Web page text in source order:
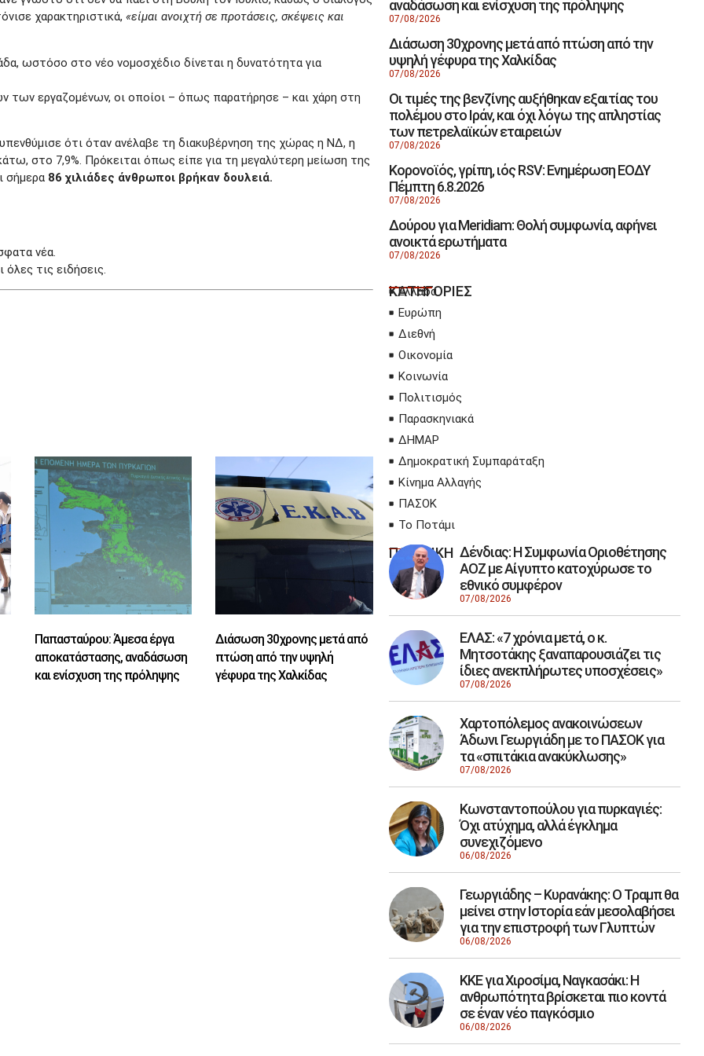
χαρακτηριστικά, «είμαι ανοιχτή σε προτάσεις, σκέψεις και
ωστόσο στο νέο νομοσχέδιο δίνεται η δυνατότητα για
των εργαζομένων, οι οποίοι – όπως παρατήρησε – και χάρη στη
ότι όταν ανέλαβε τη διακυβέρνηση της χώρας η ΝΔ, η
στο 7,9%. Πρόκειται όπως είπε για τη μεγαλύτερη μείωση της
σήμερα86 χιλιάδες άνθρωποι βρήκαν δουλειά.
νέα.
τις ειδήσεις.
Παπασταύρου: Άμεσα έργα
αποκατάστασης, αναδάσωση
και ενίσχυση της πρόληψης
Διάσωση 30χρονης μετά από
πτώση από την υψηλή
γέφυρα της Χαλκίδας
αναδάσωση και ενίσχυση της πρόληψης
07/08/2026
Διάσωση 30χρονης μετά από πτώση από την
υψηλή γέφυρα της Χαλκίδας
07/08/2026
Οι τιμές της βενζίνης αυξήθηκαν εξαιτίας του
πολέμου στο Ιράν, και όχι λόγω της απληστίας
των πετρελαϊκών εταιρειών
07/08/2026
Κορονοϊός, γρίπη, ιός RSV: Ενημέρωση ΕΟΔΥ
Πέμπτη 6.8.2026
07/08/2026
Δούρου για Meridiam: Θολή συμφωνία, αφήνει
ανοικτά ερωτήματα
07/08/2026
ΚΑΤΗΓΟΡΙΕΣ
Ελλάδα
Ευρώπη
Διεθνή
Οικονομία
Κοινωνία
Πολιτισμός
Παρασκηνιακά
ΔΗΜΑΡ
Δημοκρατική Συμπαράταξη
Κίνημα Αλλαγής
ΠΑΣΟΚ
Το Ποτάμι
ΠΟΛΙΤΙΚΗ Δένδιας: Η Συμφωνία Οριοθέτησης
ΑΟΖ με Αίγυπτο κατοχύρωσε το
εθνικό συμφέρον
07/08/2026
ΕΛΑΣ: «7 χρόνια μετά, ο κ.
Μητσοτάκης ξαναπαρουσιάζει τις
ίδιες ανεκπλήρωτες υποσχέσεις»
07/08/2026
Χαρτοπόλεμος ανακοινώσεων
Άδωνι Γεωργιάδη με το ΠΑΣΟΚ για
τα «σπιτάκια ανακύκλωσης»
07/08/2026
Κωνσταντοπούλου για πυρκαγιές:
Όχι ατύχημα, αλλά έγκλημα
συνεχιζόμενο
06/08/2026
Γεωργιάδης – Κυρανάκης: Ο Τραμπ θα
μείνει στην Ιστορία εάν μεσολαβήσει
για την επιστροφή των Γλυπτών
06/08/2026
ΚΚΕ για Χιροσίμα, Ναγκασάκι: Η
ανθρωπότητα βρίσκεται πιο κοντά
σε έναν νέο παγκόσμιο
06/08/2026